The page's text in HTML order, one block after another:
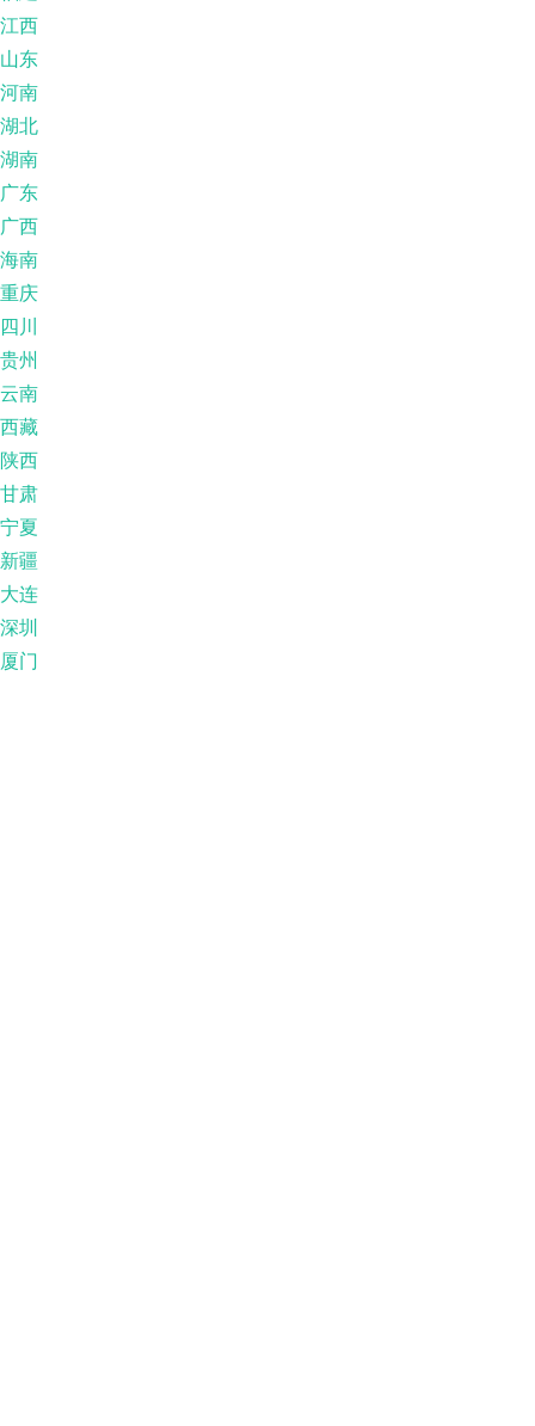
江西
山东
河南
湖北
湖南
广东
广西
海南
重庆
四川
贵州
云南
西藏
陕西
甘肃
宁夏
新疆
大连
深圳
厦门